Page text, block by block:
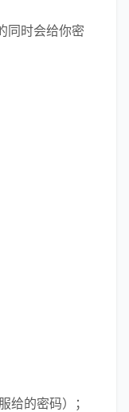
同时会给你密
给的密码）；